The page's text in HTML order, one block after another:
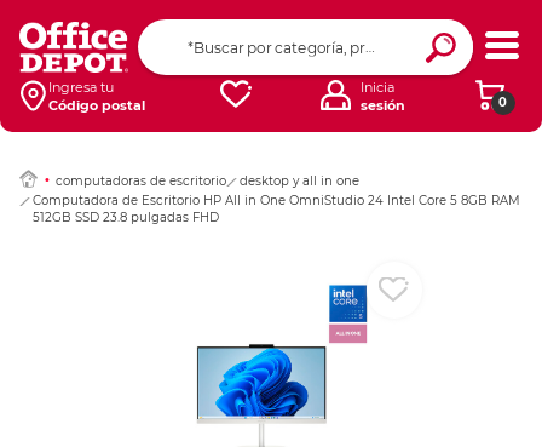
Ingresa tu
Código postal
0
Inicia
sesión
computadoras de escritorio
desktop y all in one
Computadora de Escritorio HP All in One OmniStudio 24 Intel Core 5 8GB RAM
512GB SSD 23.8 pulgadas FHD
Ingresar Codigo